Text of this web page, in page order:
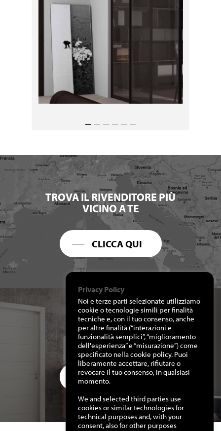
TROVA IL RIVENDITORE PIÙ
VICINO A TE
CLICCA QUI
RICHIEDI I NOSTRI
CATALOGHI
CLICCA QUI
Privacy Policy
Noi e terze parti selezionate utilizziamo
cookie o tecnologie simili per finalità
tecniche e, con il tuo consenso, anche
per altre finalità (“interazioni e
funzionalità semplici”, “miglioramento
dell'esperienza” e “misurazione”) come
specificato nella cookie policy. Puoi
liberamente accettare, rifiutare o
revocare il tuo consenso, in qualsiasi
momento.
We and selected third parties use
cookies or similar technologies for
technical purposes and, with your
consent, also for other purposes